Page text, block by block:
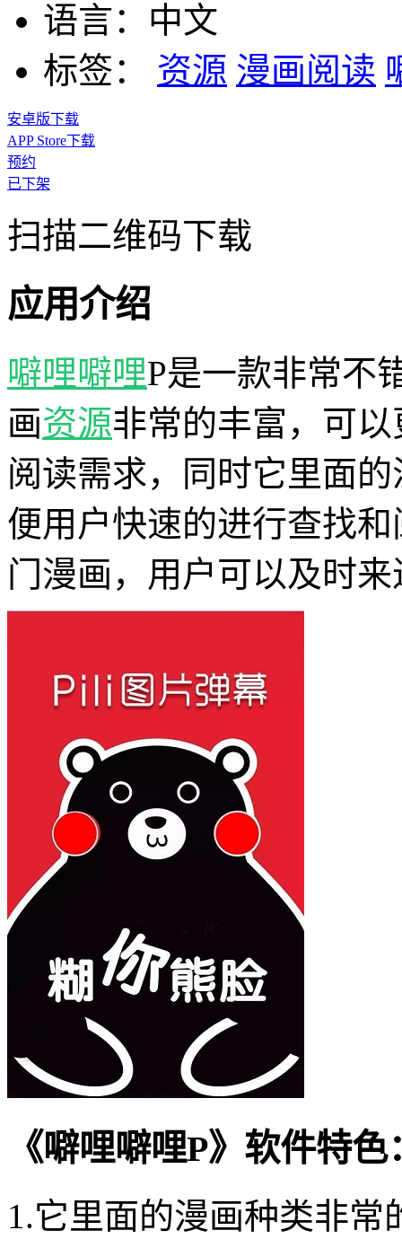
语言： 中文
标签：
资源 漫画阅读
安卓版下载
APP Store下载
预约
已下架
扫描二维码下载
应用介绍
噼哩噼哩P是一款非常不
画资源非常的丰富，可
阅读需求，同时它里面
便用户快速的进行查找
门漫画，用户可以及时
《噼哩噼哩P》软件特色
1.它里面的漫画种类非